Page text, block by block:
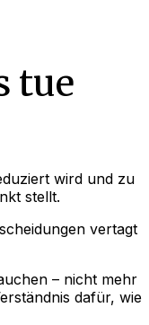
tue
wird und zu
stellt.
vertagt
– nicht mehr
dafür, wie